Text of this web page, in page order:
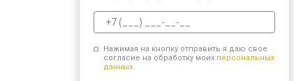
Нажимая на кнопку отправить я даю свое
согласие на обработку моих персональных
данных.